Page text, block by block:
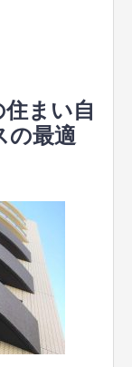
まい自
の最適